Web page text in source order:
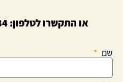
או התקשרו לטלפון:
שם